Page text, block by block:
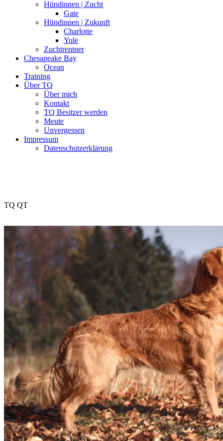
Hündinnen | Zucht
Gate
Hündinnen | Zukunft
Charlotte
Yule
Zuchtrentner
Chesapeake Bay
Ocean
Training
Über TQ
Über mich
Kontakt
TQ Besitzer werden
Meute
Unvergessen
Impressum
Datenschutzerklärung
TQ QT